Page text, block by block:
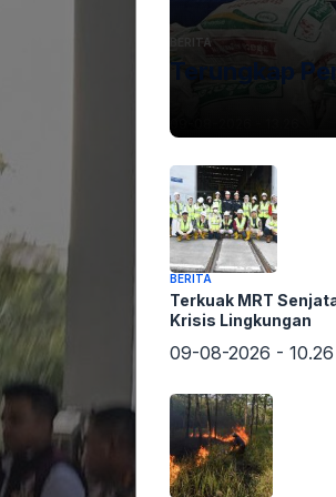
BERITA
Terungkap
BERITA
Terkuak MRT
Krisis Lingkungan
09-08-2026 - 10.26